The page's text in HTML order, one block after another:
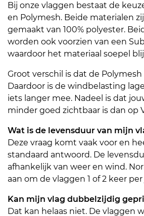
Bij onze vlaggen bestaat de
en Polymesh. Beide materialen
gemaakt van 100% polyester.
worden ook voorzien van een
waardoor het materiaal soepel
Groot verschil is dat de
Daardoor is de windbelasting
iets langer mee. Nadeel is dat
minder goed zichtbaar is dan op
Wat is de levensduur van mijn
Deze vraag komt vaak voor en
standaard antwoord. De
afhankelijk van weer en wind.
aan om de vlaggen 1 of 2 keer
Kan mijn vlag dubbelzijdig
Dat kan helaas niet. De vlaggen